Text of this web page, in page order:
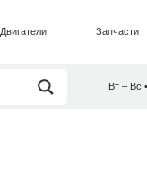
Двигатели Запчасти
Вт – Вс